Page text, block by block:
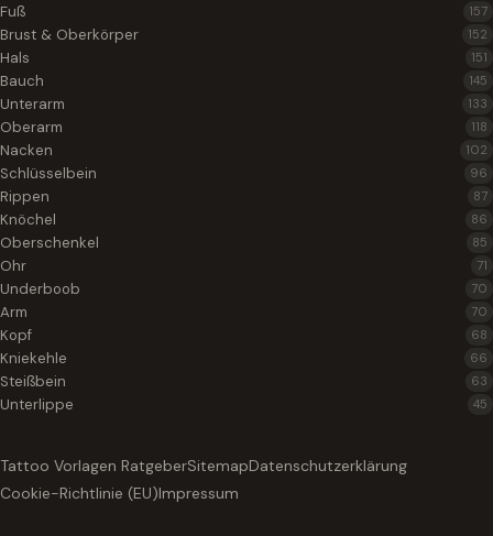
Fuß 157
Brust & Oberkörper 152
Hals 151
Bauch 145
Unterarm 133
Oberarm 118
Nacken 102
Schlüsselbein 96
Rippen 87
Knöchel 86
Oberschenkel 85
Ohr 71
Underboob 70
Arm 70
Kopf 68
Kniekehle 66
Steißbein 63
Unterlippe 45
Tattoo Vorlagen RatgeberSitemapDatenschutzerklärung
Cookie-Richtlinie (EU)Impressum